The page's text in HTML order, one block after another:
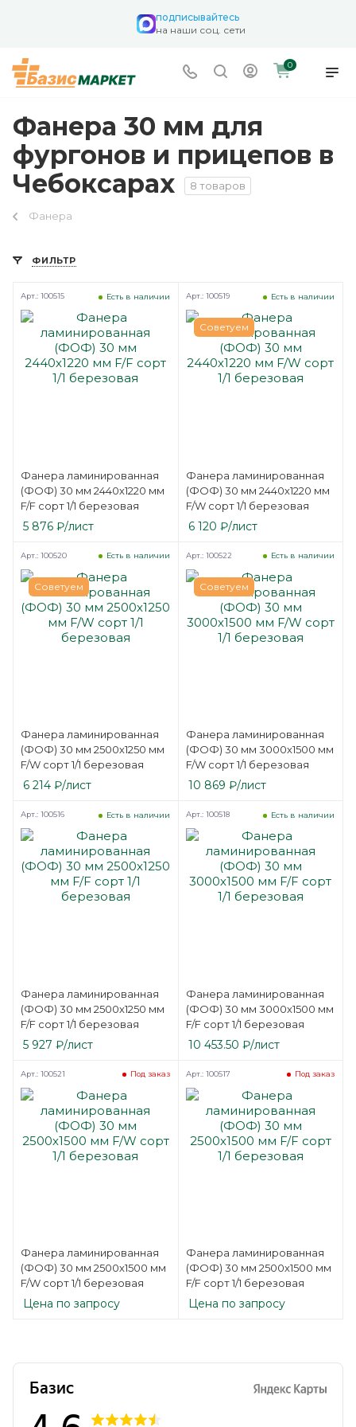
подписывайтесь
на наши соц. сети
0
Фанера 30 мм для
фургонов и прицепов в
Чебоксарах
8 товаров
Фанера
ФИЛЬТР
Фанера ламинированная
(ФОФ) 30 мм 2440х1220 мм
F/F сорт 1/1 березовая
Есть в наличии
Арт.: 100515
5 876 ₽/лист
Советуем
Фанера ламинированная
(ФОФ) 30 мм 2440х1220 мм
F/W сорт 1/1 березовая
Есть в наличии
Арт.: 100519
6 120 ₽/лист
Советуем
Фанера ламинированная
(ФОФ) 30 мм 2500х1250 мм
F/W сорт 1/1 березовая
Есть в наличии
Арт.: 100520
6 214 ₽/лист
Советуем
Фанера ламинированная
(ФОФ) 30 мм 3000х1500 мм
F/W сорт 1/1 березовая
Есть в наличии
Арт.: 100522
10 869 ₽/лист
Фанера ламинированная
(ФОФ) 30 мм 2500х1250 мм
F/F сорт 1/1 березовая
Есть в наличии
Арт.: 100516
5 927 ₽/лист
Фанера ламинированная
(ФОФ) 30 мм 3000х1500 мм
F/F сорт 1/1 березовая
Есть в наличии
Арт.: 100518
10 453.50 ₽/лист
Фанера ламинированная
(ФОФ) 30 мм 2500х1500 мм
F/W сорт 1/1 березовая
Под заказ
Арт.: 100521
Цена по запросу
Фанера ламинированная
(ФОФ) 30 мм 2500х1500 мм
F/F сорт 1/1 березовая
Под заказ
Арт.: 100517
Цена по запросу